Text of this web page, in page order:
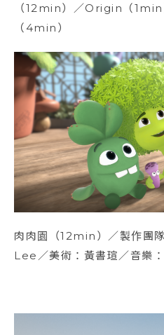
（12min）／Origin（
（4min）
肉肉園（12min）／製作團
Lee／美術：黃書瑄／音樂